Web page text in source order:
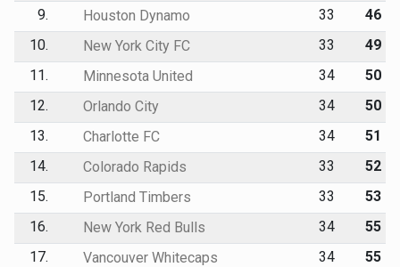
9.
Houston Dynamo 33
46
10.
New York City FC 33
49
11.
Minnesota United 34
50
12.
Orlando City 34
50
13.
Charlotte FC 34
51
14.
Colorado Rapids 33
52
15.
Portland Timbers 33
53
16.
New York Red Bulls 34
55
17.
Vancouver Whitecaps 34
55